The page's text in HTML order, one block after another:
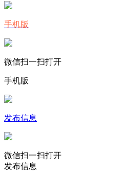
手机版
微信扫一扫打开
手机版
发布信息
微信扫一扫打开
发布信息